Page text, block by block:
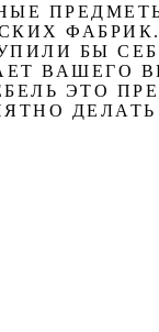
ФАБРИК.
БЫ
ВАШЕГО
ЭТО